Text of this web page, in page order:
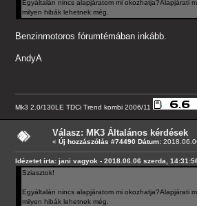
Egyáltalán nincs alapjáratom mi okozhatja?Alapjárati
milyen hibák lehetnek még.
Benzinmotoros fórumtémában inkább.
AndyA
Mk3 2.0/130LE TDCi Trend kombi 2006/11
Válasz: MK3 Általános kérdések
« Új hozzászólás #74490 Dátum:
Idézetet írta: jani vagyok - 2018.06.06 szerda,
Sziasztok!
Egyáltalán nincs alapjáratom mi okozhatja?Alapjárati
milyen hibák lehetnek még.